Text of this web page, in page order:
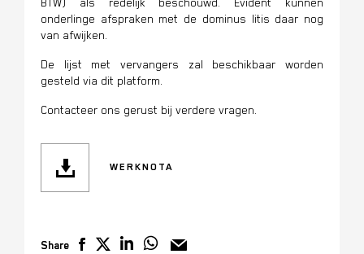
BTW) als redelijk beschouwd. Evident kunnen
onderlinge afspraken met de dominus litis daar nog
van afwijken.
De lijst met vervangers zal beschikbaar worden
gesteld via dit platform.
Contacteer ons gerust bij verdere vragen.
WERKNOTA
Share